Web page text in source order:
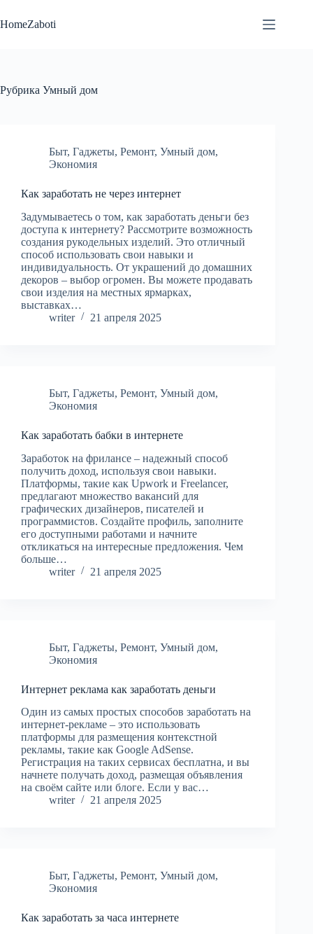
к
сути
HomeZaboti
Рубрика Умный дом
Быт, Гаджеты, Ремонт, Умный дом,
Экономия
Как заработать не через интернет
Задумываетесь о том, как заработать деньги без
доступа к интернету? Рассмотрите возможность
создания рукодельных изделий. Это отличный
способ использовать свои навыки и
индивидуальность. От украшений до домашних
декоров – выбор огромен. Вы можете продавать
свои изделия на местных ярмарках,
выставках…
writer
21 апреля 2025
Быт, Гаджеты, Ремонт, Умный дом,
Экономия
Как заработать бабки в интернете
Заработок на фрилансе – надежный способ
получить доход, используя свои навыки.
Платформы, такие как Upwork и Freelancer,
предлагают множество вакансий для
графических дизайнеров, писателей и
программистов. Создайте профиль, заполните
его доступными работами и начните
откликаться на интересные предложения. Чем
больше…
writer
21 апреля 2025
Быт, Гаджеты, Ремонт, Умный дом,
Экономия
Интернет реклама как заработать деньги
Один из самых простых способов заработать на
интернет-рекламе – это использовать
платформы для размещения контекстной
рекламы, такие как Google AdSense.
Регистрация на таких сервисах бесплатна, и вы
начнете получать доход, размещая объявления
на своём сайте или блоге. Если у вас…
writer
21 апреля 2025
Быт, Гаджеты, Ремонт, Умный дом,
Экономия
Как заработать за часа интернете